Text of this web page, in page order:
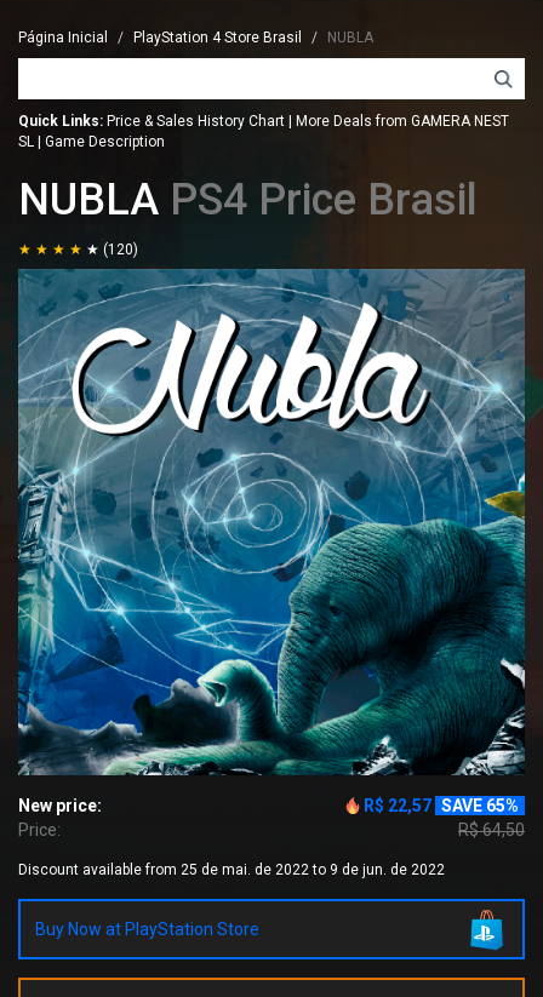
Página Inicial PlayStation 4 Store Brasil NUBLA
Quick Links: Price & Sales History Chart
More Deals from GAMERA NEST
SL
Game Description
NUBLA PS4 Price Brasil
(120)
New price: R$ 22,57 SAVE 65%
Price:
R$ 64,50
Discount available from 25 de mai. de 2022 to 9 de jun. de 2022
Buy Now at PlayStation Store